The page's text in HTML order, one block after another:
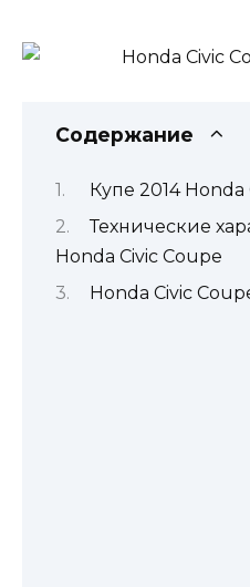
Содержание
Купе 2014 Honda
Технические
Honda Civic Coupe
Honda Civic